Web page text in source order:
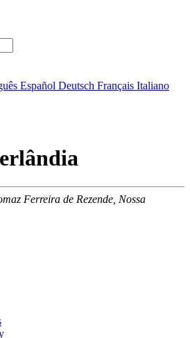
Español Deutsch Français Italiano
Ferreira de Rezende, Nossa